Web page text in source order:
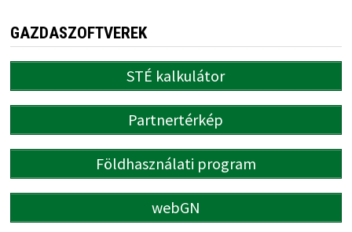
GAZDASZOFTVEREK
STÉ kalkulátor
Partnertérkép
Földhasználati program
webGN